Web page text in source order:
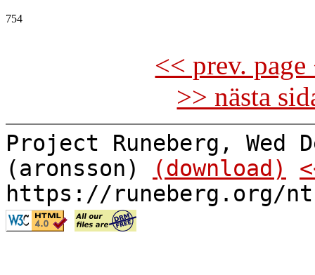
754
<< prev.
>> nästa
Project Runeberg, Wed
(aronsson)
(download)
https://runeberg.org/